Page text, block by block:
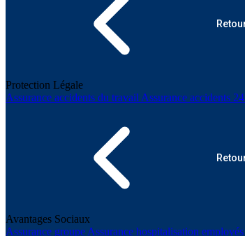
Protection Légale
Assurance accidents du travail Assurance accidents
Avantages Sociaux
Assurance groupe Assurance hospitalisation employés